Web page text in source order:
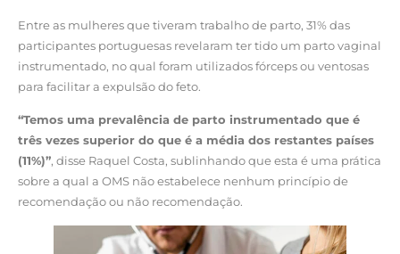
Entre as mulheres que tiveram trabalho de parto, 31% das
participantes portuguesas revelaram ter tido um parto vaginal
instrumentado, no qual foram utilizados fórceps ou ventosas
para facilitar a expulsão do feto.
“Temos uma prevalência de parto instrumentado que é
três vezes superior do que é a média dos restantes países
(11%)”, disse Raquel Costa, sublinhando que esta é uma prática
sobre a qual a OMS não estabelece nenhum princípio de
recomendação ou não recomendação.